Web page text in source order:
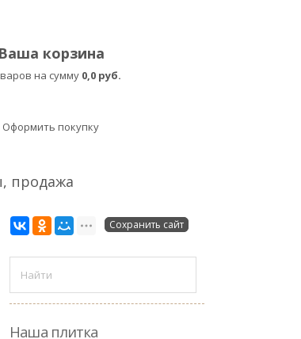
Ваша корзина
на сумму 0,0 руб.
Оформить покупку
продажа
Сохранить сайт
Наша плитка